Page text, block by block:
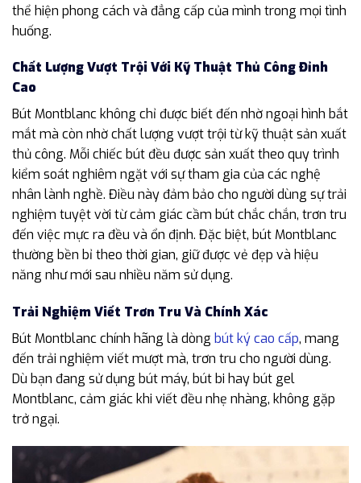
thể hiện phong cách và đẳng cấp của mình trong mọi tình
huống.
Chất Lượng Vượt Trội Với Kỹ Thuật Thủ Công Đỉnh
Cao
Bút Montblanc không chỉ được biết đến nhờ ngoại hình bắt
mắt mà còn nhờ chất lượng vượt trội từ kỹ thuật sản xuất
thủ công. Mỗi chiếc bút đều được sản xuất theo quy trình
kiểm soát nghiêm ngặt với sự tham gia của các nghệ
nhân lành nghề. Điều này đảm bảo cho người dùng sự trải
nghiệm tuyệt vời từ cảm giác cầm bút chắc chắn, trơn tru
đến việc mực ra đều và ổn định. Đặc biệt, bút Montblanc
thường bền bỉ theo thời gian, giữ được vẻ đẹp và hiệu
năng như mới sau nhiều năm sử dụng.
Trải Nghiệm Viết Trơn Tru Và Chính Xác
Bút Montblanc chính hãng là dòng bút ký cao cấp, mang
đến trải nghiệm viết mượt mà, trơn tru cho người dùng.
Dù bạn đang sử dụng bút máy, bút bi hay bút gel
Montblanc, cảm giác khi viết đều nhẹ nhàng, không gặp
trở ngại.